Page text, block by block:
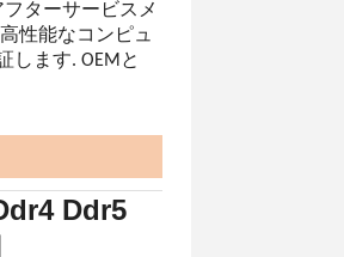
ターサービスメ
性能なコンピュ
します. OEMと
Ddr5